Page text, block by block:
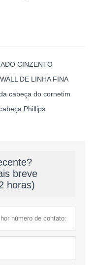
CINZENTO
DE LINHA FINA
cabeça do cornetim
Phillips
breve
horas)